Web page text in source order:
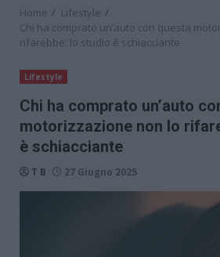
Home
Lifestyle
Chi ha comprato un’auto con questa
rifarebbe: lo studio è schiacciante
Lifestyle
Chi ha comprato un’auto
motorizzazione non lo
è schiacciante
T B 27 Giugno 2025